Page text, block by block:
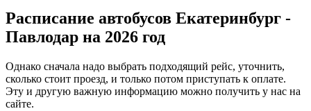
Расписание автобусов Екатеринбург -
Павлодар на 2026 год
Однако сначала надо выбрать подходящий рейс, уточнить,
сколько стоит проезд, и только потом приступать к оплате.
Эту и другую важную информацию можно получить у нас на
сайте.